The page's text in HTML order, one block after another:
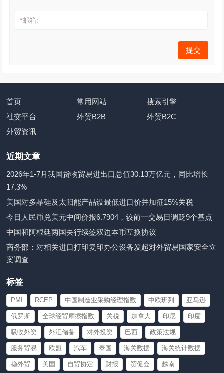
*邮箱:
首页 常用网站
搜索引擎
社交平台
外贸B2B
外贸B2C
外贸资讯
近期文章
2026年1-7月我国货物贸易进出口总值30.13万亿元，同比增长
17.3%
美国对多晶硅及太阳能产品设最低进口价并加征15%关税
今日人民币兑美元中间价报6.7904，较前一交易日调贬9个基点
中国和阿根廷两国央行续签双边本币互换协议
商务部：对相关进口打印复印办公设备发起对外贸易国家安全立
案调查
标签
PMI RCEP 中国制造业采购经理指数 中欧班列 亚马逊
俄罗斯 全球经贸摩擦指数 关税 加拿大 印尼 印度
吸收外资 外汇储备 对外投资 巴西 政策法规
服务贸易 欧盟 汽车 泰国 海关数据 海关统计数据
稳外贸 美国 自贸协定 财报 贸促会 越南